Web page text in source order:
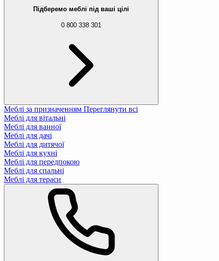
Підберемо меблі під ваші цілі
0 800 338 301
Меблі за призначенням Переглянути всі
Меблі для вітальні
Меблі для ванної
Меблі для дачі
Меблі для дитячої
Меблі для кухні
Меблі для передпокою
Меблі для спальні
Меблі для тераси